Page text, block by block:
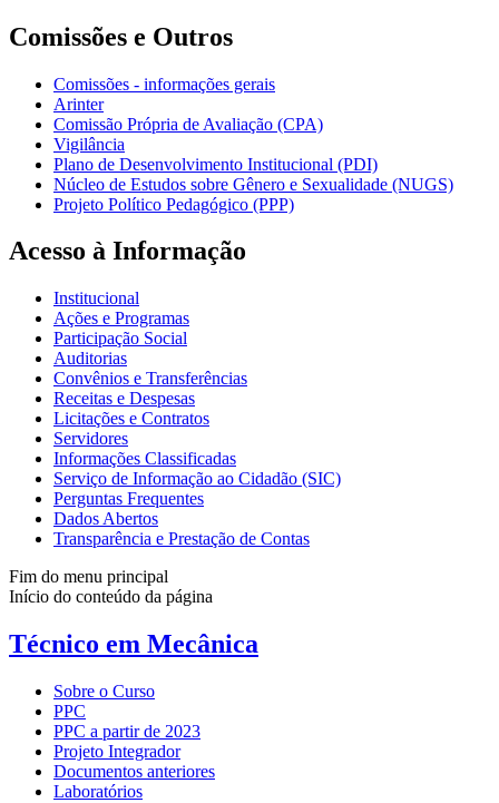
Comissões e Outros
Comissões - informações gerais
Arinter
Comissão Própria de Avaliação (CPA)
Vigilância
Plano de Desenvolvimento Institucional (PDI)
Núcleo de Estudos sobre Gênero e Sexualidade (NUGS)
Projeto Político Pedagógico (PPP)
Acesso à Informação
Institucional
Ações e Programas
Participação Social
Auditorias
Convênios e Transferências
Receitas e Despesas
Licitações e Contratos
Servidores
Informações Classificadas
Serviço de Informação ao Cidadão (SIC)
Perguntas Frequentes
Dados Abertos
Transparência e Prestação de Contas
Fim do menu principal
Início do conteúdo da página
Técnico em Mecânica
Sobre o Curso
PPC
PPC a partir de 2023
Projeto Integrador
Documentos anteriores
Laboratórios